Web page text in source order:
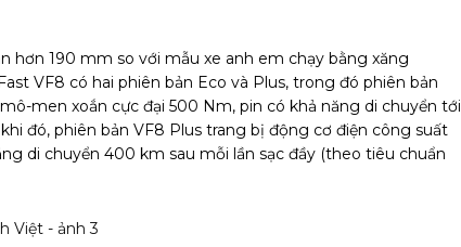
hơn 190 mm so với mẫu xe anh em chạy bằng xăng
VF8 có hai phiên bản Eco và Plus, trong đó phiên bản
men xoắn cực đại 500 Nm, pin có khả năng di chuyển tới
đó, phiên bản VF8 Plus trang bị động cơ điện công suất
di chuyển 400 km sau mỗi lần sạc đầy (theo tiêu chuẩn